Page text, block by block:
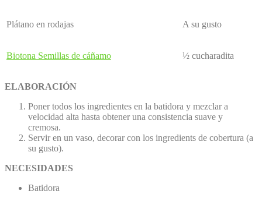
Plátano en rodajas A su gusto
Biotona Semillas de cáñamo ½ cucharadita
ELABORACIÓN
Poner todos los ingredientes en la batidora y mezclar a
velocidad alta hasta obtener una consistencia suave y
cremosa.
Servir en un vaso, decorar con los ingredients de cobertura (a
su gusto).
NECESIDADES
Batidora